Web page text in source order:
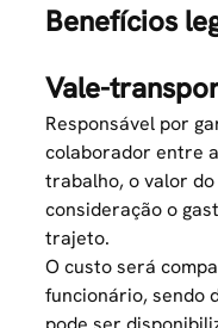
Benefícios
Vale-
Responsável por
colaborador entre
trabalho, o valor
consideração o
trajeto.
O custo será
funcionário, sendo